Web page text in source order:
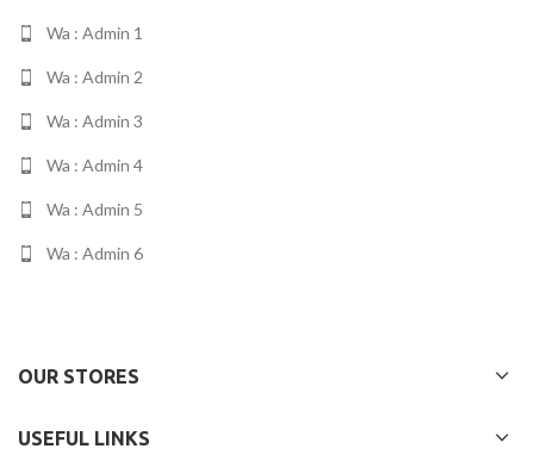
Wa : Admin 1
Wa : Admin 2
Wa : Admin 3
Wa : Admin 4
Wa : Admin 5
Wa : Admin 6
OUR STORES
USEFUL LINKS